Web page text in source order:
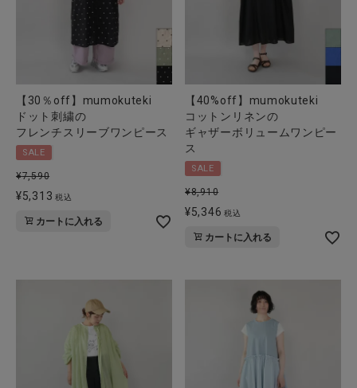
【30％off】mumokuteki
ドット刺繍の
フレンチスリーブワンピース
SALE
¥7,590
¥5,313 税込
カートに入れる
【40%off】mumokuteki
コットンリネンの
ギャザーボリュームワンピー
ス
SALE
¥8,910
¥5,346 税込
カートに入れる